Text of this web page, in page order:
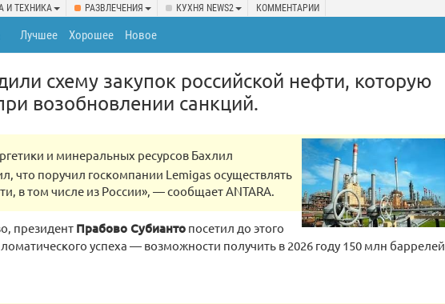
И ТЕХНИКА РАЗВЛЕЧЕНИЯ КУХНЯ NEWS2 КОММЕНТАРИИ
Лучшее Хорошее Новое
схему закупок российской нефти, которую
возобновлении санкций.
и минеральных ресурсов Бахлил
что поручил госкомпании Lemigas осуществлять
в том числе из России», — сообщает ANTARA.
президент Прабово Субианто посетил до этого
успеха — возможности получить в 2026 году 150 млн баррелей